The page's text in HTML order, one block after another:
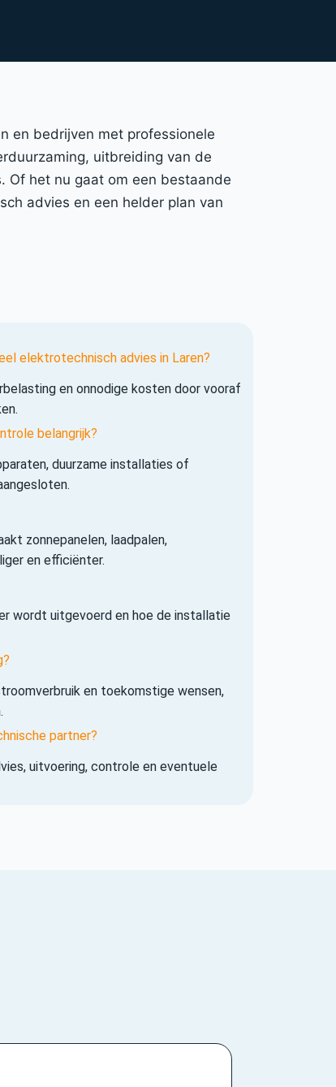
en bedrijven met professionele
uitbreiding van de
Of het nu gaat om een bestaande
advies en een helder plan van
elektrotechnisch advies in Laren?
en onnodige kosten door vooraf
belangrijk?
duurzame installaties of
zonnepanelen, laadpalen,
en efficiënter.
wordt uitgevoerd en hoe de installatie
en toekomstige wensen,
partner?
uitvoering, controle en eventuele